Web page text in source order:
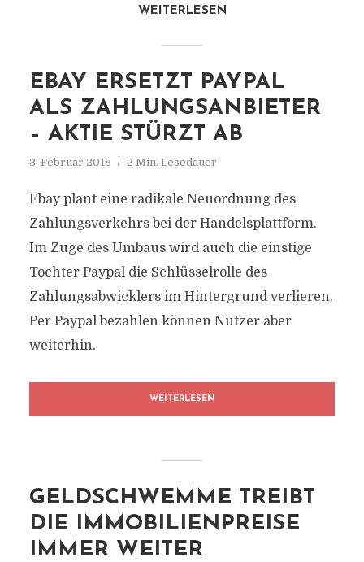
WEITERLESEN
EBAY ERSETZT PAYPAL
ALS ZAHLUNGSANBIETER
– AKTIE STÜRZT AB
3. Februar 2018 2 Min. Lesedauer
Ebay plant eine radikale Neuordnung des
Zahlungsverkehrs bei der Handelsplattform.
Im Zuge des Umbaus wird auch die einstige
Tochter Paypal die Schlüsselrolle des
Zahlungsabwicklers im Hintergrund verlieren.
Per Paypal bezahlen können Nutzer aber
weiterhin.
WEITERLESEN
GELDSCHWEMME TREIBT
DIE IMMOBILIENPREISE
IMMER WEITER